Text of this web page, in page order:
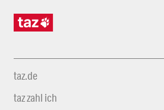
taz.de
taz zahl ich